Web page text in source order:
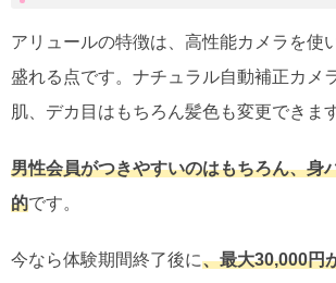
アリュールの特徴は、高性能カメラを使
盛れる点です。ナチュラル自動補正カメ
肌、デカ目はもちろん髪色も変更できます
男性会員がつきやすいのはもちろん、身
的です。
今なら体験期間終了後に、最大30,000円